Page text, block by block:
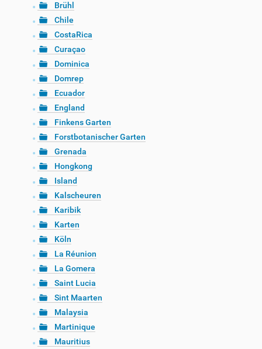
Brühl
Chile
CostaRica
Curaçao
Dominica
Domrep
Ecuador
England
Finkens Garten
Forstbotanischer Garten
Grenada
Hongkong
Island
Kalscheuren
Karibik
Karten
Köln
La Réunion
La Gomera
Saint Lucia
Sint Maarten
Malaysia
Martinique
Mauritius